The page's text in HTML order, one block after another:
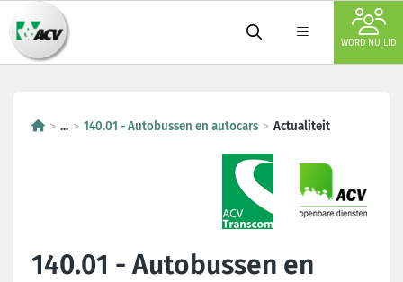
WORD NU LID
... 140.01 - Autobussen en autocars Actualiteit
140.01 - Autobussen en